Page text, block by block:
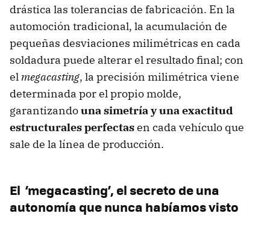
drástica las tolerancias de fabricación. En la
automoción tradicional, la acumulación de
pequeñas desviaciones milimétricas en cada
soldadura puede alterar el resultado final; con
elmegacasting, la precisión milimétrica viene
determinada por el propio molde,
garantizandouna simetría y una exactitud
estructurales perfectasen cada vehículo que
sale de la línea de producción.
El ‘megacasting’, el secreto de una
autonomía que nunca habíamos visto